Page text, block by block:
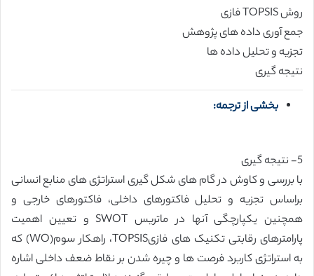
روش TOPSIS فازی
جمع آوری داده های پژوهش
تجزیه و تحلیل داده ها
نتیجه گیری
بخشی از ترجمه:
5- نتیجه گیری
با بررسی و کاوش در گام های شکل گیری استراتژی های منابع انسانی
براساس تجزیه و تحلیل فاکتورهای داخلی، فاکتورهای خارجی و
همچنین یکپارچگی آنها در ماتریس SWOT و تعیین اهمیت
پارامترهای رقابتی تکنیک های فازیTOPSIS، راهکار سوم(WO) که
به استراتژی کاربرد فرصت ها و چیره شدن بر نقاط ضعف داخلی اشاره